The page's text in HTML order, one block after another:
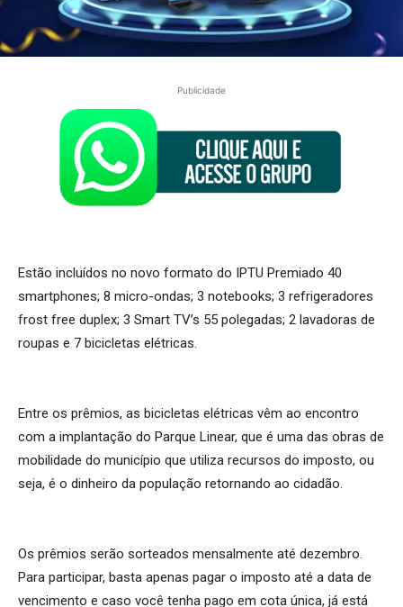
Publicidade
Estão incluídos no novo formato do IPTU Premiado 40
smartphones; 8 micro-ondas; 3 notebooks; 3 refrigeradores
frost free duplex; 3 Smart TV’s 55 polegadas; 2 lavadoras de
roupas e 7 bicicletas elétricas.
Entre os prêmios, as bicicletas elétricas vêm ao encontro
com a implantação do Parque Linear, que é uma das obras de
mobilidade do município que utiliza recursos do imposto, ou
seja, é o dinheiro da população retornando ao cidadão.
Os prêmios serão sorteados mensalmente até dezembro.
Para participar, basta apenas pagar o imposto até a data de
vencimento e caso você tenha pago em cota única, já está